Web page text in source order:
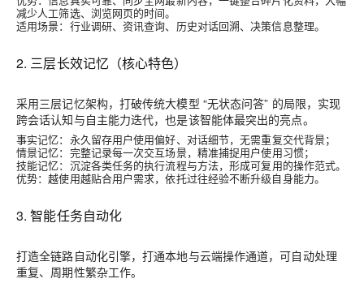
减少人工筛选、浏览网页的时间。
适用场景：行业调研、资讯查询、历史对话回溯、决策信息整理。
2. 三层长效记忆（核心特色）
采用三层记忆架构，打破传统大模型 “无状态问答” 的局限，实现
跨会话认知与自主能力迭代，也是该智能体最突出的亮点。
事实记忆：永久留存用户使用偏好、对话细节，无需重复交代背景；
情景记忆：完整记录每一次交互场景，精准捕捉用户使用习惯；
技能记忆：沉淀各类任务的执行流程与方法，形成可复用的操作范式。
优势：越使用越贴合用户需求，依托过往经验不断升级自身能力。
3. 智能任务自动化
打造全链路自动化引擎，打通本地与云端操作通道，可自动处理
重复、周期性繁杂工作。